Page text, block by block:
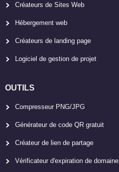
Créateurs de Sites Web
Hébergement web
Créateurs de landing page
Logiciel de gestion de projet
OUTILS
Compresseur PNG/JPG
Générateur de code QR gratuit
Créateur de lien de partage
Vérificateur d'expiration de domaine